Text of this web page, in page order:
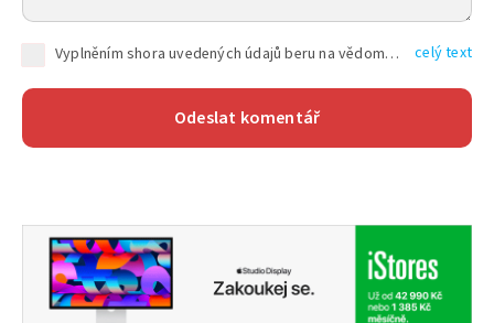
Vyplněním shora uvedených údajů beru na vědomí, že společnost TEXT FACTORY s.r.o., sídlem Brno, Durďákova 336/29, Černá Pole, PSČ: 613 00, IČ: 06157831, zapsané u Krajského soudu v Brně, oddíl C, vložka 100399, bude zpracovávat mé osobní údaje uvedené v rámci mnou vyplněného registračního formuláře na základě oprávněných zájmů TEXT FACTORY s.r.o. dle čl. 6 odst. 1 písm. f) GDPR a pro splnění právních povinností (čl. 6 odst. 1 písm. c) GDPR), a to pro tyto účely: nezbytnost zajistit oprávnění návštěvníka webových stránek provozovaných společností TEXT FACTORY s.r.o. přispívat aktivně ke zveřejněným článkům nebo v rámci diskusních fór a výkon práv TEXT FACTORY s.r.o. jako administrátora těchto diskusních fór. Více informací o zpracování osobních údajů a právech lze nalézt v celý text